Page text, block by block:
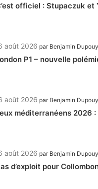
officiel : Stupaczuk
août 2026 par Benjamin Dupouy
P1 – nouvelle
août 2026 par Benjamin Dupouy
méditerranéens 2026
août 2026 par Benjamin Dupouy
d’exploit pour